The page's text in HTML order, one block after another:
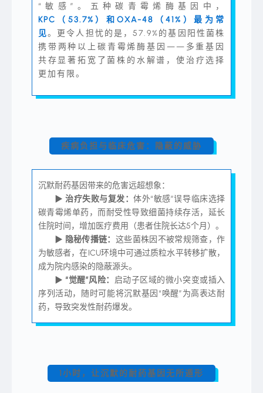
“敏感”。五种碳青霉烯酶基因中，
KPC（53.7%）和OXA-48（41%）最为常
见。更令人担忧的是，57.9%的基因阳性菌株
携带两种以上碳青霉烯酶基因——多重基因
共存显著拓宽了菌株的水解谱，使治疗选择
更加有限。
疾病负担与临床危害：隐蔽的威胁
沉默耐药基因带来的危害远超想象：
▶ 治疗失败与复发：体外“敏感”误导临床选择
碳青霉烯单药，而耐受性导致细菌持续存活，延长
住院时间，增加医疗费用（患者住院长达5个月）。
▶ 隐秘传播链： 这些菌株因不被常规筛查，作
为敏感者，在ICU环境中可通过质粒水平转移扩散，
成为院内感染的隐蔽源头。
▶ “觉醒”风险： 启动子区域的微小突变或插入
序列活动，随时可能将沉默基因“唤醒”为高表达耐
药，导致突发性耐药爆发。
1小时，让沉默的耐药基因无所遁形